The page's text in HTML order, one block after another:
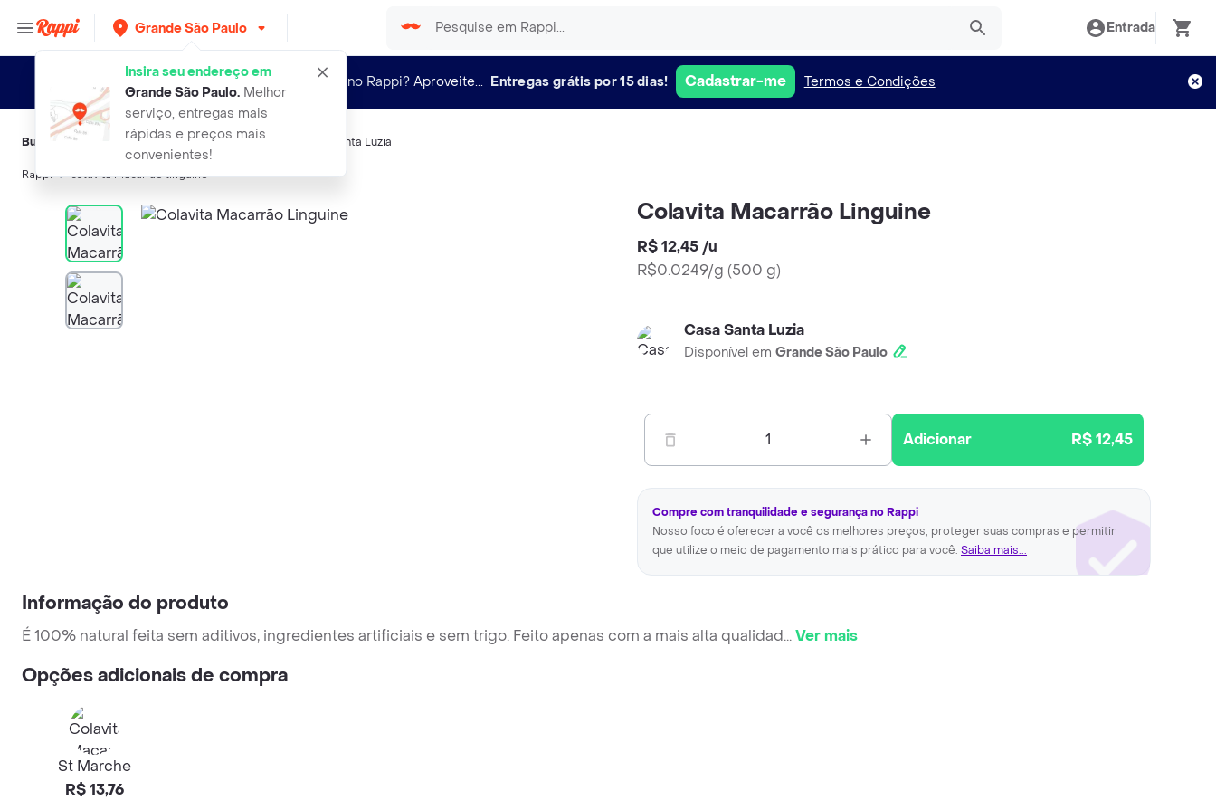
Grande São Paulo
Insira seu endereço em
Grande São Paulo.Melhor
serviço, entregas mais
rápidas e preços mais
convenientes!
Entrada
Novo no Rappi? Aproveite... Entregas grátis por 15 dias! Cadastrar-me Termos e Condições
Buscas relacionadas:Massas, Colavita, Vapza Casa Santa Luzia
Rappi colavita macarrao linguine
Colavita Macarrão Linguine
R$ 12,45 /u
R$0.0249/g (500 g)
Casa Santa Luzia
Disponível em Grande São Paulo
1 Adicionar R$ 12,45
Compre com tranquilidade e segurança no Rappi
Nosso foco é oferecer a você os melhores preços, proteger suas compras e permitir
que utilize o meio de pagamento mais prático para você. Saiba mais...
Informação do produto
É 100% natural feita sem aditivos, ingredientes artificiais e sem trigo. Feito apenas com a mais alta qualidad...Ver mais
Opções adicionais de compra
St Marche
R$ 13,76